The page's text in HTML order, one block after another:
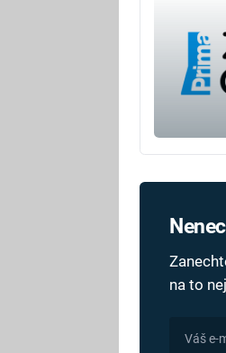
na to